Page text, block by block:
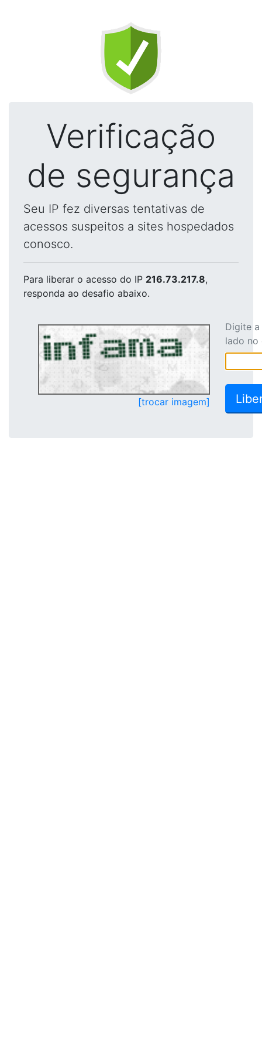
Verificação
de segurança
Seu IP fez diversas tentativas de
acessos suspeitos a sites hospedados
conosco.
Para liberar o acesso do IP 216.73.217.8,
responda ao desafio abaixo.
[trocar imagem]
Digite
lado no